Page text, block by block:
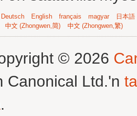
Deutsch English français magyar
日本
中文 (Zhongwen,简) 中文 (Zhongwen,繁)
© 2026
Canonical Ltd.'n
.